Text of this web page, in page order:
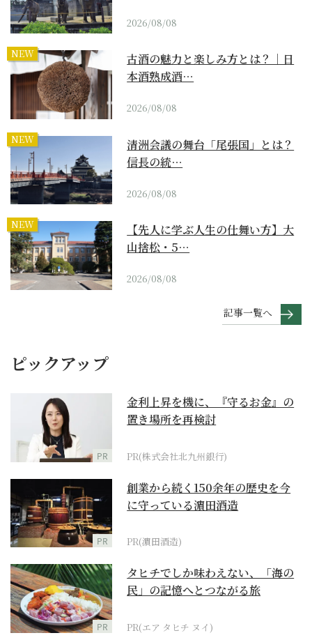
2026/08/08
NEW
古酒の魅力と楽しみ方とは？｜日
本酒熟成酒…
2026/08/08
NEW
清洲会議の舞台「尾張国」とは？
信長の統…
2026/08/08
NEW
【先人に学ぶ人生の仕舞い方】大
山捨松・5…
2026/08/08
記事一覧へ
ピックアップ
PR
金利上昇を機に、『守るお金』の
置き場所を再検討
PR(株式会社北九州銀行)
PR
創業から続く150余年の歴史を今
に守っている濵田酒造
PR(濵田酒造)
PR
タヒチでしか味わえない、「海の
民」の記憶へとつながる旅
PR(エア タヒチ ヌイ)